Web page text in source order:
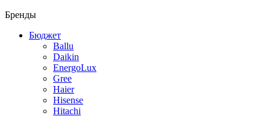
Бренды
Бюджет
Ballu
Daikin
EnergoLux
Gree
Haier
Hisense
Hitachi